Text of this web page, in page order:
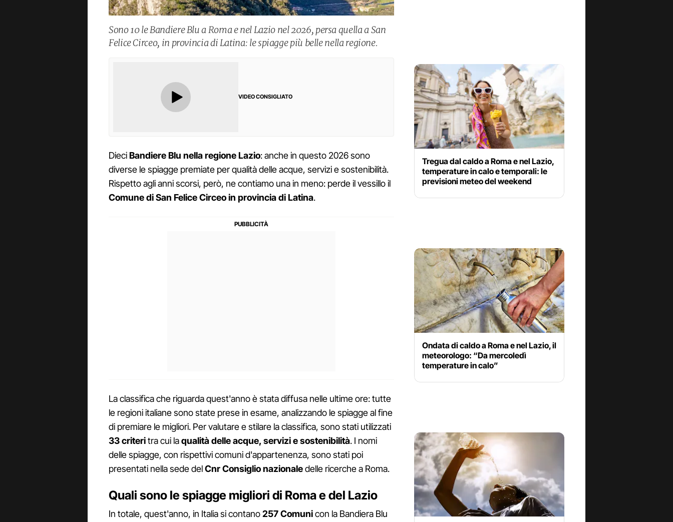
Sono 10 le Bandiere Blu a Roma e nel Lazio nel 2026, persa quella a San
Felice Circeo, in provincia di Latina: le spiagge più belle nella regione.
VIDEO CONSIGLIATO
DieciBandiere Blu nella regione Lazio: anche in questo 2026 sono
diverse le spiagge premiate per qualità delle acque, servizi e sostenibilità.
Rispetto agli anni scorsi, però, ne contiamo una in meno: perde il vessillo il
Comune di San Felice Circeo in provincia di Latina.
La classifica che riguarda quest'anno è stata diffusa nelle ultime ore: tutte
le regioni italiane sono state prese in esame, analizzando le spiagge al fine
di premiare le migliori. Per valutare e stilare la classifica, sono stati utilizzati
33 criteritra cui laqualità delle acque, servizi e sostenibilità. I nomi
delle spiagge, con rispettivi comuni d'appartenenza, sono stati poi
presentati nella sede delCnr Consiglio nazionaledelle ricerche a Roma.
Quali sono le spiagge migliori di Roma e del Lazio
In totale, quest'anno, in Italia si contano257 Comunicon la Bandiera Blu
Tregua dal caldo a Roma e nel Lazio,
temperature in calo e temporali: le
previsioni meteo del weekend
Ondata di caldo a Roma e nel Lazio, il
meteorologo: “Da mercoledì
temperature in calo”